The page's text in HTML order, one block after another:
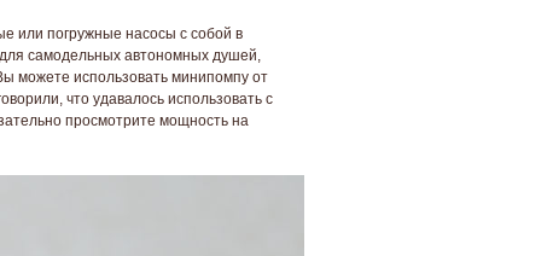
или погружные насосы с собой в
самодельных автономных душей,
можете использовать минипомпу от
что удавалось использовать с
просмотрите мощность на